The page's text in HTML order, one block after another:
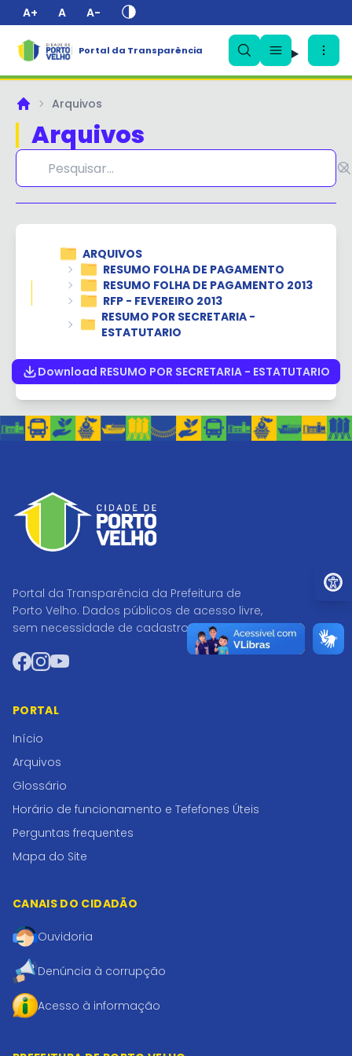
A+ A A-
Portal da Transparência
PrincipalArquivos
Arquivos
ARQUIVOS
RESUMO FOLHA DE PAGAMENTO
RESUMO FOLHA DE PAGAMENTO 2013
RFP - FEVEREIRO 2013
RESUMO POR SECRETARIA -
ESTATUTARIO
Download RESUMO POR SECRETARIA - ESTATUTARIO
Portal da Transparência da Prefeitura de
Porto Velho. Dados públicos de acesso livre,
sem necessidade de cadastro.
Facebook
Instagram
YouTube
PORTAL
Início
Arquivos
Glossário
Horário de funcionamento e Tefefones Úteis
Perguntas frequentes
Mapa do Site
CANAIS DO CIDADÃO
Ouvidoria
Denúncia à corrupção
Acesso à informação
✕
Ir